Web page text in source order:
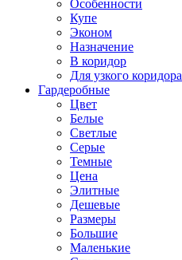
Особенности
Купе
Эконом
Назначение
В коридор
Для узкого коридора
Гардеробные
Цвет
Белые
Светлые
Серые
Темные
Цена
Элитные
Дешевые
Размеры
Большие
Маленькие